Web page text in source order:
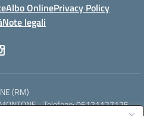
Albo OnlinePrivacy Policy
Note legali
(RM)
- Telefono: 06121127125